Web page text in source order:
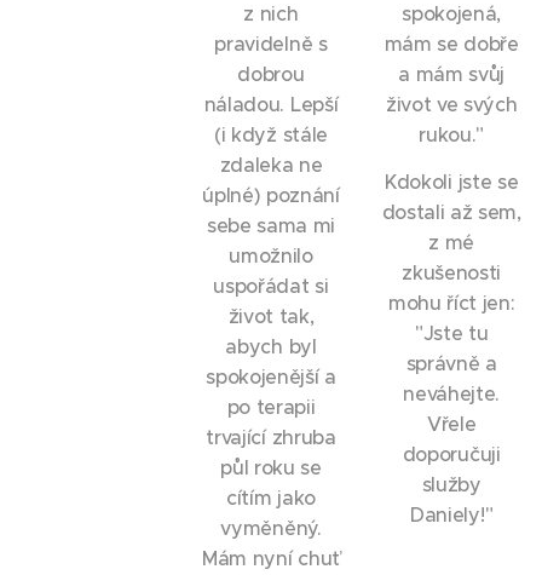
z nich
pravidelně s
dobrou
náladou. Lepší
(i když stále
zdaleka ne
úplné) poznání
sebe sama mi
umožnilo
uspořádat si
život tak,
abych byl
spokojenější a
po terapii
trvající zhruba
půl roku se
cítím jako
vyměněný.
Mám nyní chuť
spokojená,
mám se dobře
a mám svůj
život ve svých
rukou."
Kdokoli jste se
dostali až sem,
z mé
zkušenosti
mohu říct jen:
"Jste tu
správně a
neváhejte.
Vřele
doporučuji
služby
Daniely!"